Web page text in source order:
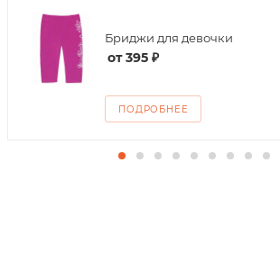
Бриджи для девочки
от395 ₽
ПОДРОБНЕЕ